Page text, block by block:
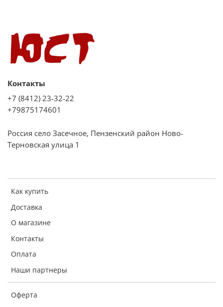
Как купить
Доставка
О магазине
Контакты
Оплата
Наши партнеры
Оферта
Контакты
+7 (8412) 23-32-22
+79875174601
Россия село Засечное, Пензенский район Ново-
Терновская улица 1